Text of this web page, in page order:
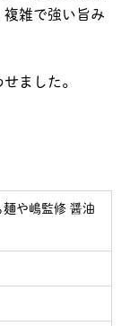
雑で強い旨み
ました。
や嶋監修 醤油